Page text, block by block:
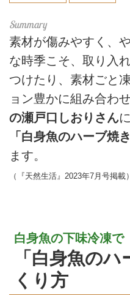
素材が傷みやすく、
な時季こそ、取り入
つけたり、素材ごと
ョン豊かに組み合わ
の瀬戸口しおりさん
「白身魚のハーブ焼き
ます。
（『天然生活』2023年7月号掲載）
白身魚の下味冷凍で
「白身魚の
くり方